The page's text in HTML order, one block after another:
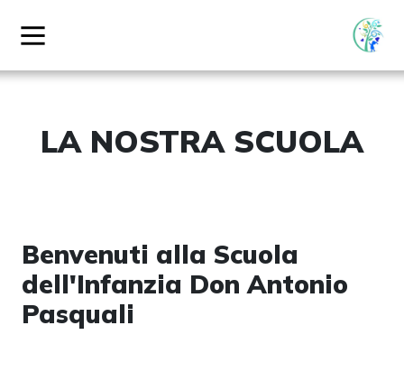
LA NOSTRA SCUOLA
Benvenuti alla Scuola
dell'Infanzia Don Antonio
Pasquali